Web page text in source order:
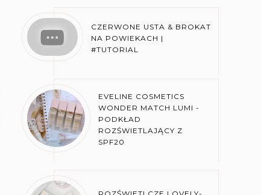
CZERWONE USTA & BROKAT
NA POWIEKACH |
#TUTORIAL
EVELINE COSMETICS
WONDER MATCH LUMI -
PODKŁAD
ROZŚWIETLAJĄCY Z
SPF20